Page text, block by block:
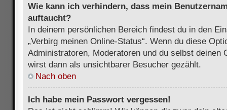
Wie kann ich verhindern, dass mein
auftaucht?
In deinem persönlichen Bereich findest du in den
„Verbirg meinen Online-Status“. Wenn du diese
Administratoren, Moderatoren und du selbst deinen
wirst dann als unsichtbarer Besucher gezählt.
Nach oben
Ich habe mein Passwort vergessen!